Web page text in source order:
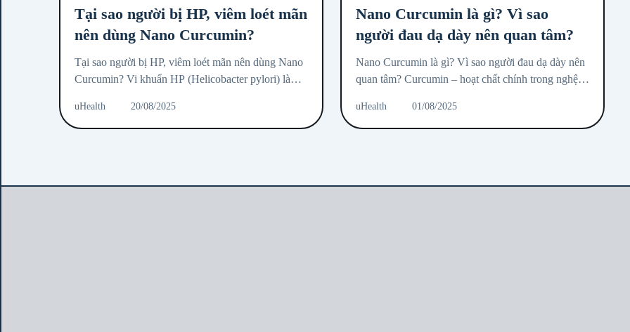
Tại sao người bị HP, viêm loét mãn
nên dùng Nano Curcumin?
Tại sao người bị HP, viêm loét mãn nên dùng Nano
Curcumin? Vi khuẩn HP (Helicobacter pylori) là
tá...
uHealth 20/08/2025
Nano Curcumin là gì? Vì sao
người đau dạ dày nên quan tâm?
Nano Curcumin là gì? Vì sao người đau dạ dày nên
quan tâm? Curcumin – hoạt chất chính trong nghệ –
uHealth 01/08/2025